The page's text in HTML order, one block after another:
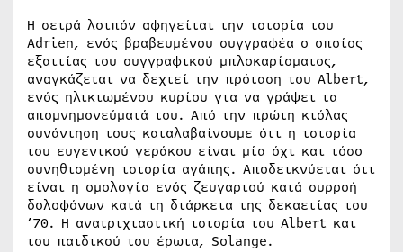
Η σειρά λοιπόν αφηγείται την ιστορία του
Adrien, ενός βραβευμένου συγγραφέα ο οποίος
εξαιτίας του συγγραφικού μπλοκαρίσματος,
αναγκάζεται να δεχτεί την πρόταση του Albert,
ενός ηλικιωμένου κυρίου για να γράψει τα
απομνημονεύματά του. Από την πρώτη κιόλας
συνάντηση τους καταλαβαίνουμε ότι η ιστορία
του ευγενικού γεράκου είναι μία όχι και τόσο
συνηθισμένη ιστορία αγάπης. Αποδεικνύεται ότι
είναι η ομολογία ενός ζευγαριού κατά συρροή
δολοφόνων κατά τη διάρκεια της δεκαετίας του
’70. Η ανατριχιαστική ιστορία του Albert και
του παιδικού του έρωτα, Solange.